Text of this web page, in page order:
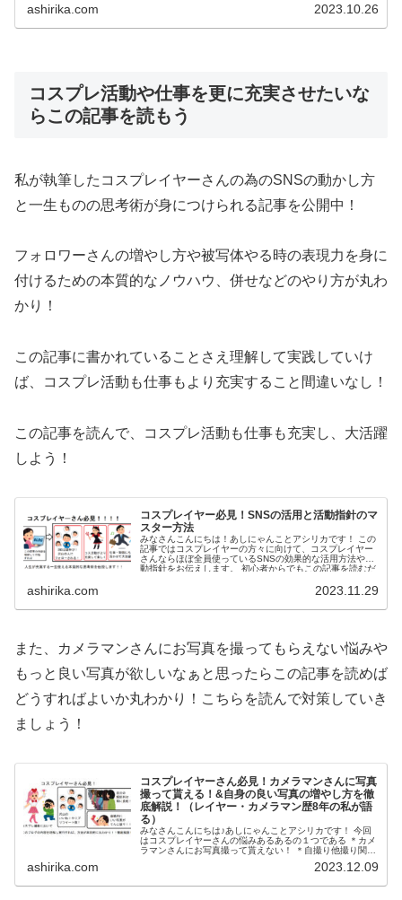
ashirika.com 2023.10.26
コスプレ活動や仕事を更に充実させたいな
らこの記事を読もう
私が執筆したコスプレイヤーさんの為のSNSの動かし方
と一生ものの思考術が身につけられる記事を公開中！
フォロワーさんの増やし方や被写体やる時の表現力を身に
付けるための本質的なノウハウ、併せなどのやり方が丸わ
かり！
この記事に書かれていることさえ理解して実践していけ
ば、
コスプレ活動も仕事もより充実すること間違いなし！
この記事を読んで、コスプレ活動も仕事も充実し、 大活躍
しよう！
コスプレイヤー必見！SNSの活用と活動指針のマ
スター方法
みなさんこんにちは！あしにゃんことアシリカです！ この
記事ではコスプレイヤーの方々に向けて、コスプレイヤー
さんならほぼ全員使っているSNSの効果的な活用方法や活
動指針をお伝えします。 初心者からでもこの記事を読むだ
ashirika.com 2023.11.29
また、カメラマンさんにお写真を撮ってもらえない悩みや
もっと良い写真が欲しいなぁと思ったらこの記事を読めば
どうすればよいか丸わかり！こちらを読んで対策していき
ましょう！
コスプレイヤーさん必見！カメラマンさんに写真
撮って貰える！&自身の良い写真の増やし方を徹
底解説！（レイヤー・カメラマン歴8年の私が語
る）
みなさんこんにちは♪あしにゃんことアシリカです！ 今回
はコスプレイヤーさんの悩みあるあるの１つである ＊カメ
ラマンさんにお写真撮って貰えない！ ＊自撮り他撮り関係
ashirika.com 2023.12.09